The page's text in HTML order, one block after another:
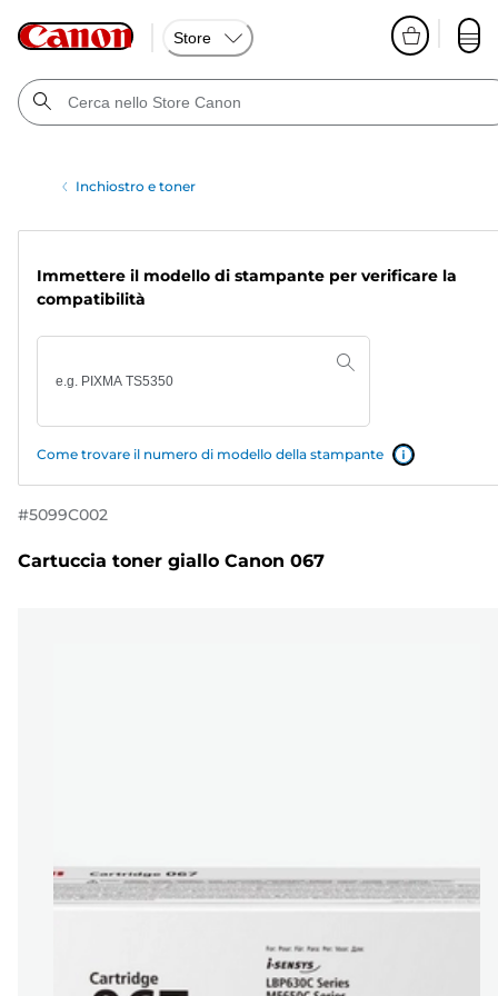
Store
Inchiostro e toner
Immettere il modello di stampante per verificare la
compatibilità
Come trovare il numero di modello della stampante
#5099C002
Cartuccia toner giallo Canon 067